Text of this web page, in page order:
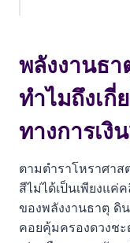
เจาะลึก สีกระเ
ต้องห้าม
1. คนเกิดวันอา
3. คนเกิดวันอัง
4. คนเกิดวันพุธ
พลังงานธา
ทำไมถึงเ
ทางการเงิ
ตามตำราโหราศา
สีไม่ได้เป็นเพียงแค่
ของพลังงานธาตุ ดิ
คอยคุ้มครองดวงช